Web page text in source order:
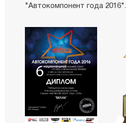
"Автокомпонент года 2016".